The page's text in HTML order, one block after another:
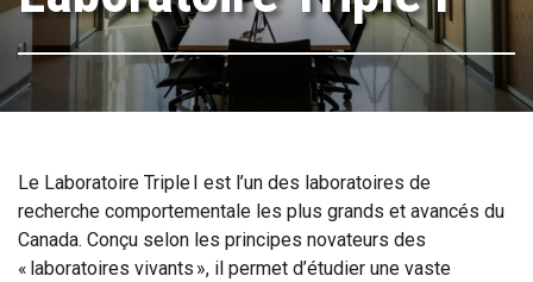
Le Laboratoire Triple I est l’un des laboratoires de
recherche comportementale les plus grands et avancés du
Canada. Conçu selon les principes novateurs des
« laboratoires vivants », il permet d’étudier une vaste